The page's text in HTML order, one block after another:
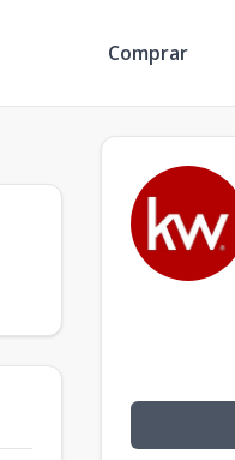
Comprar